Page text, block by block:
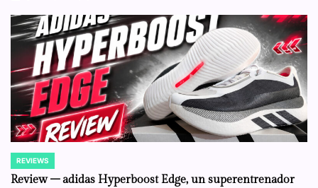
POSTED
IN
REVIEWS
Review – adidas Hyperboost Edge, un superentrenador